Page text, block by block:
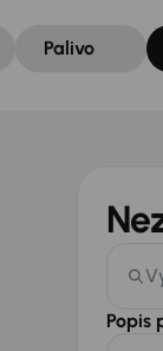
Palivo
Popis